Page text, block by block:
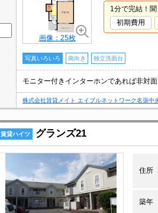
画像：25枚
1分で完結！
初期費用
写真いろいろ 南向き 独立洗面台
株式会社賃貸メイト エイブルネットワーク名張中
賃貸ハイツ グランズ21
住所
築年